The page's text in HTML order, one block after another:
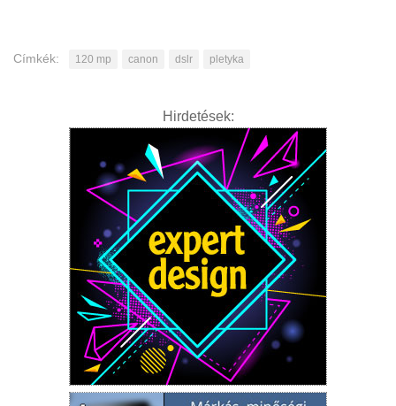
Címkék: 120 mp canon dslr pletyka
Hirdetések: